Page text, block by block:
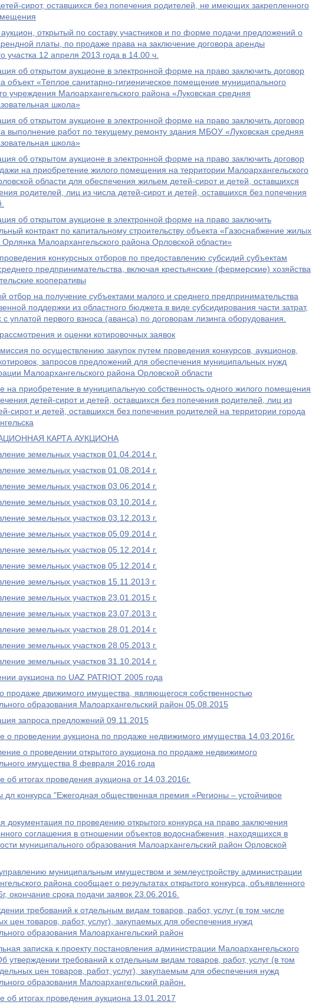
сирот, оставшихся без попечения родителей, не имеющих закрепленного
открытый по составу участников и по форме подачи предложений о
платы, по продаже права на заключение договора аренды
участка 12 апреля 2013 года в 14.00 ч.
об открытом аукционе в электронной форме на право заключить договор
объект «Теплое санитарно-гигиеническое помещение муниципального
учреждения Малоархангельского района «Луковская средняя
школа»
об открытом аукционе в электронной форме на право заключить договор
выполнение работ по текущему ремонту здания МБОУ «Луковская средняя
школа»
об открытом аукционе в электронной форме на право заключить договор
на приобретение жилого помещения на территории Малоархангельского
области для обеспечения жильем детей-сирот и детей, оставшихся
родителей, лиц из числа детей-сирот и детей, оставшихся без попечения
об открытом аукционе в электронной форме на право заключить
контракт по капитальному строительству объекта «Газоснабжение жилых
Малоархангельского района Орловской области»
конкурсных отборов по предоставлению субсидий субъектам
предпринимательства, включая крестьянские (фермерские) хозяйства
кооперативы
отбор на получение субъектами малого и среднего предпринимательства
поддержки из областного бюджета в виде субсидирования части затрат,
с уплатой первого взноса (аванса) по договорам лизинга оборудования.
и оценки котировочных заявок
по осуществлению закупок путем проведения конкурсов, аукционов,
запросов предложений для обеспечения муниципальных нужд
Малоархангельского района Орловской области
на приобретение в муниципальную собственность одного жилого помещения
детей-сирот и детей, оставшихся без попечения родителей, лиц из
сирот и детей, оставшихся без попечения родителей на территории города
КАРТА АУКЦИОНА
земельных участков 01.04.2014 г.
земельных участков 01.08.2014 г.
земельных участков 03.06.2014 г.
земельных участков 03.10.2014 г.
земельных участков 03.12.2013 г.
земельных участков 05.09.2014 г.
земельных участков 05.12.2014 г.
земельных участков 05.12.2014 г.
земельных участков 15.11.2013 г.
земельных участков 23.01.2015 г.
земельных участков 23.07.2013 г.
земельных участков 28.01.2014 г.
земельных участков 28.05.2013 г.
земельных участков 31.10.2014 г.
аукциона по UAZ PATRIOT 2005 года
продаже движимого имущества, являющегося собственностью
образования Малоархангельский район 05.08.2015
запроса предложений 09.11.2015
о проведении аукциона по продаже недвижимого имущества 14.03.2016г.
о проведении открытого аукциона по продаже недвижимого
имущества 8 февраля 2016 года
об итогах проведения аукциона от 14.03.2016г.
дл конкурса "Ежегодная общественная премия «Регионы – устойчивое
документация по проведению открытого конкурса на право заключения
соглашения в отношении объектов водоснабжения, находящихся в
муниципального образования Малоархангельский район Орловской
муниципальным имуществом и землеустройству администрации
района сообщает о результатах открытого конкурса, объявленного
окончание срока подачи заявок 23.06.2016.
требований к отдельным видам товаров, работ, услуг (в том числе
цен товаров, работ, услуг), закупаемых для обеспечения нужд
образования Малоархангельский район
записка к проекту постановления администрации Малоархангельского
утверждении требований к отдельным видам товаров, работ, услуг (в том
цен товаров, работ, услуг), закупаемым для обеспечения нужд
образования Малоархангельский район.
об итогах проведения аукциона 13.01.2017